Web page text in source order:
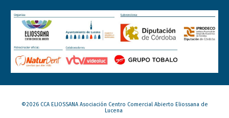
©2026CCA ELIOSSANA Asociación Centro Comercial Abierto Eliossana de
Lucena